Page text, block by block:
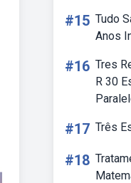
#15 Tudo
Anos
#16 Tres
R 30
#17 Três
#18